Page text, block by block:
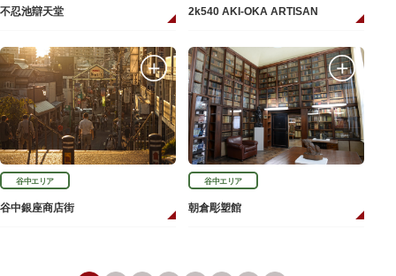
不忍池辯天堂 2k540 AKI-OKA ARTISAN
谷中エリア
谷中銀座商店街
谷中エリア
朝倉彫塑館